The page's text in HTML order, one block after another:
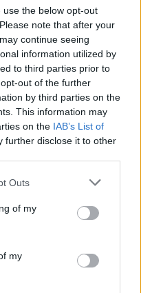
the below opt-out
note that after your
continue seeing
information utilized by
to third parties prior to
out of the further
by third parties on the
This information may
on the IAB’s List of
further disclose it to other
Outs
of my
my
nyt
näyttää